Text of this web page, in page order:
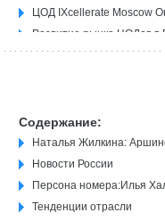
ЦОД IXcellerate Moscow
Развитие рынка ЦОДов в
С DataHouse бизнес
Содержание:
Наталья Жилкина:
Новости России
Персона номера:Илья
Тенденции отрасли